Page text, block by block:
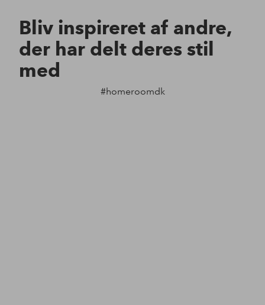
Bliv inspireret af andre,
der har delt deres stil
med
#homeroomdk